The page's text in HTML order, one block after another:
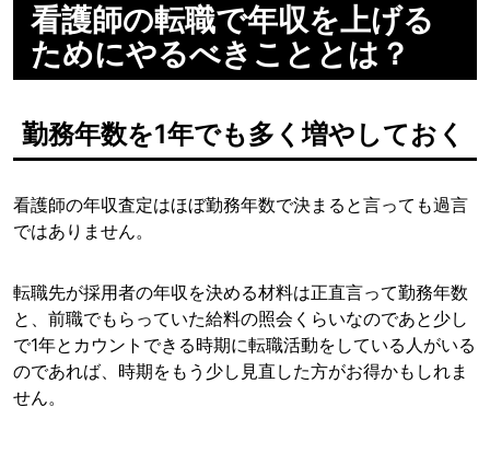
看護師の転職で年収を上げる
ためにやるべきこととは？
勤務年数を1年でも多く増やしておく
看護師の年収査定はほぼ勤務年数で決まると言っても過言
ではありません。
転職先が採用者の年収を決める材料は正直言って勤務年数
と、前職でもらっていた給料の照会くらいなのであと少し
で1年とカウントできる時期に転職活動をしている人がいる
のであれば、時期をもう少し見直した方がお得かもしれま
せん。